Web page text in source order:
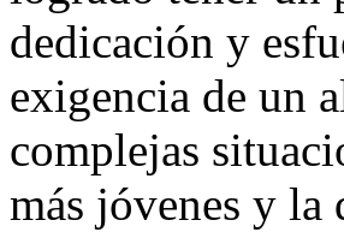
dedicación y
exigencia de un
complejas
más jóvenes y la